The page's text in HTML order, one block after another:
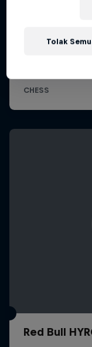
Red Bull
Tolak